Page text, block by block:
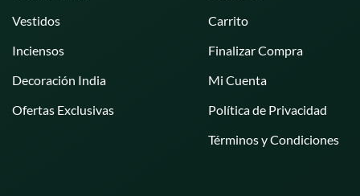
Vestidos
Inciensos
Decoración India
Ofertas Exclusivas
Carrito
Finalizar Compra
Mi Cuenta
Política de Privacidad
Términos y Condiciones